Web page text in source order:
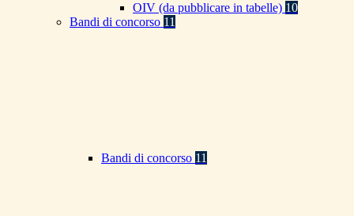
OIV (da pubblicare in tabelle) 10
Bandi di concorso 11
Bandi di concorso 11